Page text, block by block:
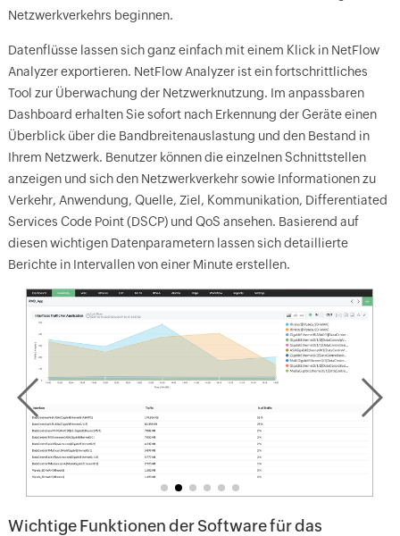
Netzwerkverkehrs beginnen.
Datenflüsse lassen sich ganz einfach mit einem Klick in NetFlow
Analyzer exportieren. NetFlow Analyzer ist ein fortschrittliches
Tool zur Überwachung der Netzwerknutzung. Im anpassbaren
Dashboard erhalten Sie sofort nach Erkennung der Geräte einen
Überblick über die Bandbreitenauslastung und den Bestand in
Ihrem Netzwerk. Benutzer können die einzelnen Schnittstellen
anzeigen und sich den Netzwerkverkehr sowie Informationen zu
Verkehr, Anwendung, Quelle, Ziel, Kommunikation, Differentiated
Services Code Point (DSCP) und QoS ansehen. Basierend auf
diesen wichtigen Datenparametern lassen sich detaillierte
Berichte in Intervallen von einer Minute erstellen.
Wichtige Funktionen der Software für das